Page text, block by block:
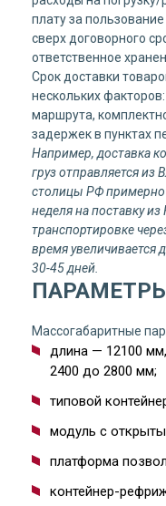
плату за
сверх договорного
ответственное
Срок доставки
нескольких
маршрута,
задержек в пунктах
Например, доставка
груз отправляется из
столицы РФ
неделя на поставку
транспортировке
время увеличивается
30-45 дней.
Массогабаритные
длина — 12100
2400 до 2800 мм;
типовой
модуль с
платформа
контейнер-